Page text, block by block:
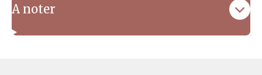
A noter